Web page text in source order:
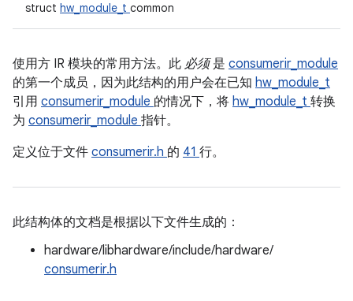
struct hw_module_t common
使用方 IR 模块的常用方法。此 必须是 consumerir_module
的第一个成员，因为此结构的用户会在已知 hw_module_t
引用 consumerir_module 的情况下，将 hw_module_t 转换
为 consumerir_module 指针。
定义位于文件 consumerir.h 的 41 行。
此结构体的文档是根据以下文件生成的：
hardware/libhardware/include/hardware/
consumerir.h